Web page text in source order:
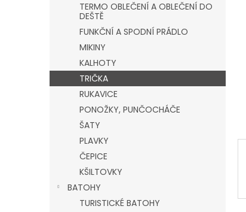
TERMO OBLEČENÍ A OBLEČENÍ DO
DEŠTĚ
FUNKČNÍ A SPODNÍ PRÁDLO
MIKINY
KALHOTY
TRIČKA
RUKAVICE
PONOŽKY, PUNČOCHÁČE
ŠATY
PLAVKY
ČEPICE
KŠILTOVKY
BATOHY
TURISTICKÉ BATOHY